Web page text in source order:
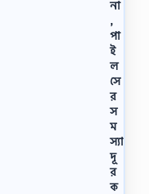
না
,
পা
ই
ল
সে
র
স
ম
স্যা
দূ
র
ক